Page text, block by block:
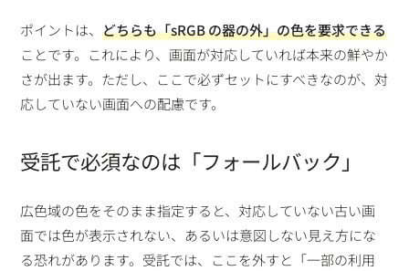
ポイントは、どちらも「sRGB の器の外」の色を要求できる
ことです。これにより、画面が対応していれば本来の鮮やか
さが出ます。ただし、ここで必ずセットにすべきなのが、対
応していない画面への配慮です。
受託で必須なのは「フォールバック」
広色域の色をそのまま指定すると、対応していない古い画
面では色が表示されない、あるいは意図しない見え方にな
る恐れがあります。受託では、ここを外すと「一部の利用